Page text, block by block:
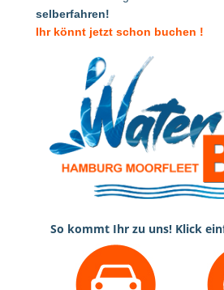
selberfahren!
Ihr könnt jetzt schon buchen !
So kommt Ihr zu uns! Klick